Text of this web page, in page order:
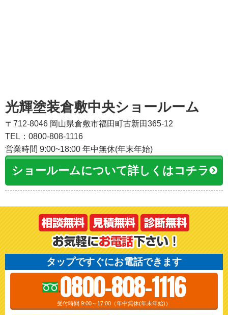
光輝塗装倉敷中央ショールーム
〒712-8046 岡山県倉敷市福田町古新田365-12
TEL：0800-808-1116
営業時間 9:00~18:00 年中無休(年末年始)
ショールームについて詳しくはコチラ
タップですぐにお電話できます
0800-808-1116
受付時間 9:00～17:00（年中無休(年末年始)）